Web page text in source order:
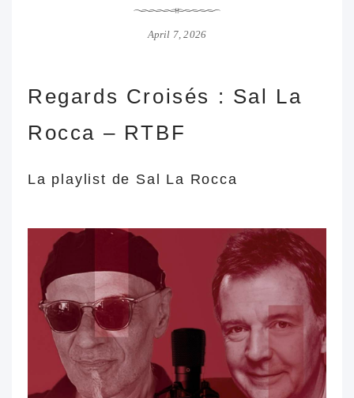
April 7, 2026
Regards Croisés : Sal La
Rocca – RTBF
La playlist de Sal La Rocca